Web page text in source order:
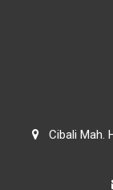
Cibali Mah.